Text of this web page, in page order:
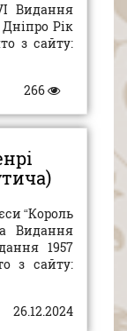
Видання
Рік
з сайту:
266
“Король
Видання
1957
з сайту:
26.12.2024